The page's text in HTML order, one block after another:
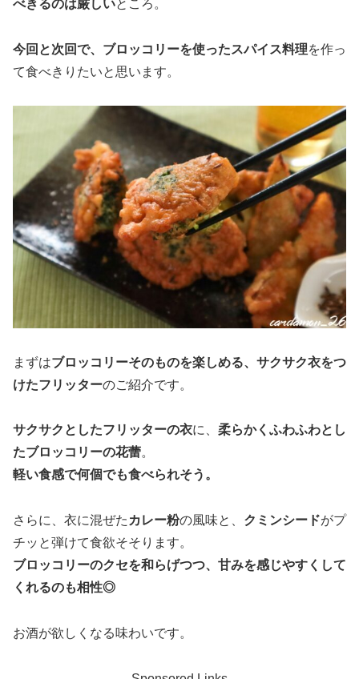
べきるのは厳しいところ。
今回と次回で、ブロッコリーを使ったスパイス料理を作っ
て食べきりたいと思います。
まずはブロッコリーそのものを楽しめる、サクサク衣をつ
けたフリッターのご紹介です。
サクサクとしたフリッターの衣に、 柔らかくふわふわとし
たブロッコリーの花蕾。
軽い食感で何個でも食べられそう。
さらに、衣に混ぜた カレー粉の風味と、 クミンシードがプ
チッと弾けて食欲そそります。
ブロッコリーのクセを和らげつつ、甘みを感じやすくして
くれるのも相性◎
お酒が欲しくなる味わいです。